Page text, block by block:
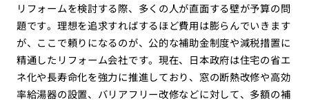
リフォームを検討する際、多くの人が直面する壁が予算の問
題です。理想を追求すればするほど費用は膨らんでいきます
が、ここで頼りになるのが、公的な補助金制度や減税措置に
精通したリフォーム会社です。現在、日本政府は住宅の省エ
ネ化や長寿命化を強力に推進しており、窓の断熱改修や高効
率給湯器の設置、バリアフリー改修などに対して、多額の補